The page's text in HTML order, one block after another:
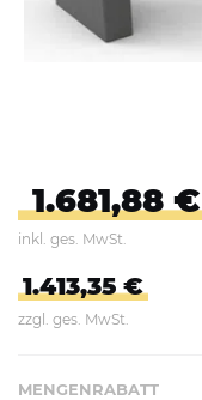
1.681,88 €
inkl. ges. MwSt.
1.413,35 €
zzgl. ges. MwSt.
MENGENRABATT